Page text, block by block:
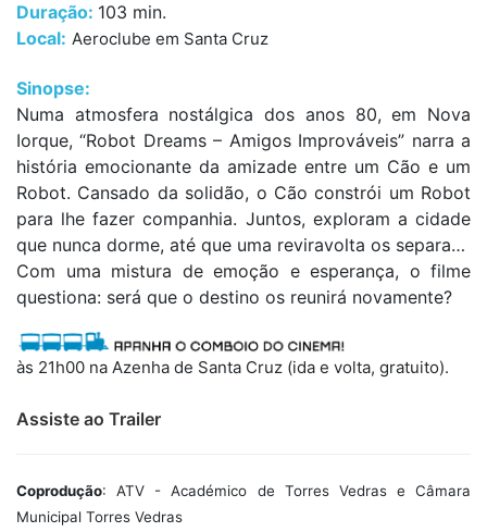
Duração: 103 min.
Local: Aeroclube em Santa Cruz
Sinopse:
Numa atmosfera nostálgica dos anos 80, em Nova
Iorque, “Robot Dreams – Amigos Improváveis” narra a
história emocionante da amizade entre um Cão e um
Robot. Cansado da solidão, o Cão constrói um Robot
para lhe fazer companhia. Juntos, exploram a cidade
que nunca dorme, até que uma reviravolta os separa…
Com uma mistura de emoção e esperança, o filme
questiona: será que o destino os reunirá novamente?
às 21h00 na Azenha de Santa Cruz (ida e volta, gratuito).
Assiste ao Trailer
Coprodução: ATV - Académico de Torres Vedras e Câmara
Municipal Torres Vedras